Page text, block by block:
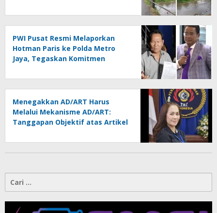
Dipertanyakan
PWI Pusat Resmi Melaporkan
Hotman Paris ke Polda Metro
Jaya, Tegaskan Komitmen
Menegakkan AD/ART Harus
Melalui Mekanisme AD/ART:
Tanggapan Objektif atas Artikel
Konspirasi Melanggar Aturan”
Cari